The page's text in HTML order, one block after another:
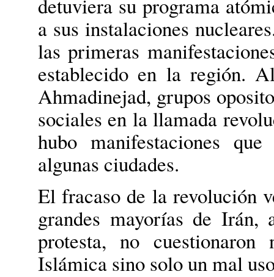
detuviera su programa
a sus instalaciones
las primeras
establecido en la región.
Ahmadinejad, grupos
sociales en la llamada
hubo manifestaciones
algunas ciudades.
El fracaso de la revolución
grandes mayorías de
protesta, no
Islámica sino solo un mal